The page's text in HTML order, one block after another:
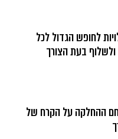
לחופש הגדול לכל
בעת הצורך
ההחלקה על הקרח של